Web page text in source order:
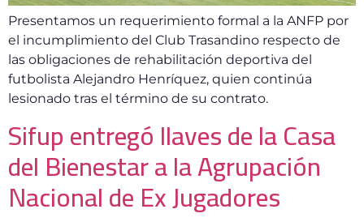
Presentamos un requerimiento formal a la ANFP por
el incumplimiento del Club Trasandino respecto de
las obligaciones de rehabilitación deportiva del
futbolista Alejandro Henríquez, quien continúa
lesionado tras el término de su contrato.
Sifup entregó llaves de la Casa
del Bienestar a la Agrupación
Nacional de Ex Jugadores